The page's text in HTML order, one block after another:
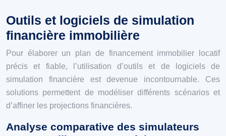
Outils et logiciels de simulation
financière immobilière
Pour élaborer un plan de financement immobilier locatif
précis et fiable, l’utilisation d’outils et de logiciels de
simulation financière est devenue incontournable. Ces
solutions permettent de modéliser différents scénarios et
d’affiner les projections financières.
Analyse comparative des simulateurs